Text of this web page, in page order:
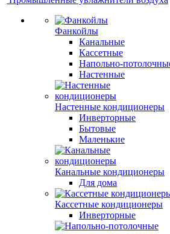
Фанкойлы
Канальные
Кассетные
Напольно-
Настенные
Настенные кондиционеры
Инверторные
Бытовые
Маленькие
Канальные кондиционеры
Для дома
Кассетные кондиционеры
Инверторные